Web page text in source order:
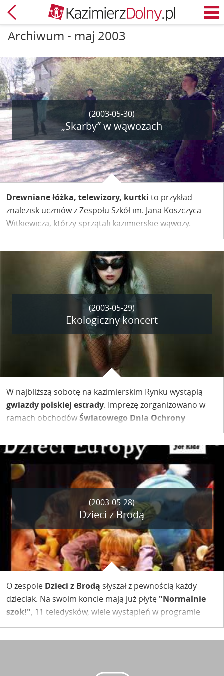
Powrót
Archiwum - maj 2003
(2003-05-30)
„Skarby” w wąwozach
Drewniane łóżka, telewizory, kurtki to przykład
znalezisk uczniów z Zespołu Szkół im. Jana Koszczyca
Witkiewicza, którzy sprzątali kazimierskie wąwozy.
(2003-05-29)
Ekologiczny koncert
W najbliższą sobotę na kazimierskim Rynku wystąpią
gwiazdy polskiej estrady. Imprezę zorganizowano w
ramach obchodów Światowego Dnia Ochrony
Środowiska.
(2003-05-28)
Dzieci z Brodą
O zespole Dzieci z Brodą słyszał z pewnością każdy
dzieciak. Na swoim koncie mają już płytę "Normalnie
szok!", 11 teledysków, wiele wystąpień w programie
Ziarno i innych programach radiowych i telewizyjnych
oraz ponad 40 koncertów zagranych na terenie całego